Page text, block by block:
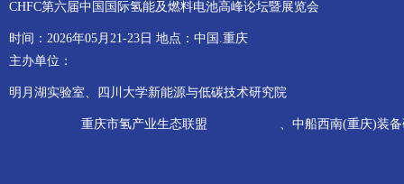
CHFC第六届中国国际氢能及燃料电池高峰论坛暨展览会
时间：2026年05月21-23日 地点：中国.重庆
主办单位：
明月湖实验室、四川大学新能源与低碳技术研究院
重庆市氢产业生态联盟 、中船西南(重庆)装